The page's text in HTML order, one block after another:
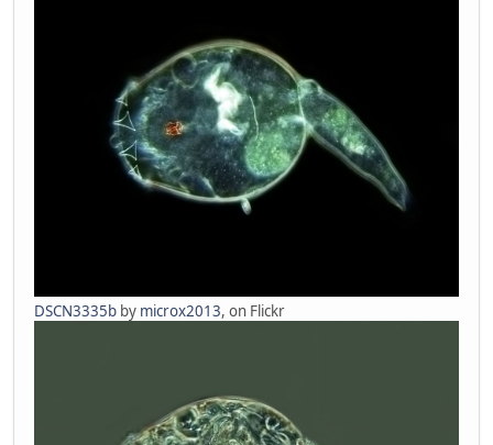
DSCN3335b by microx2013, on Flickr